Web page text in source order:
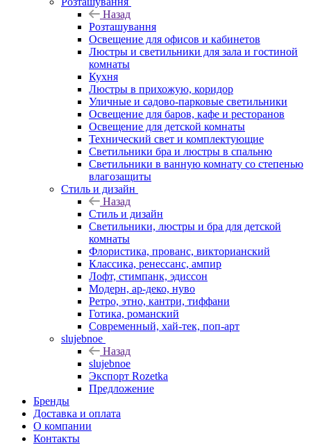
Назад
Розташування
Освещение для офисов и кабинетов
Люстры и светильники для зала и гостиной
комнаты
Кухня
Люстры в прихожую, коридор
Уличные и садово-парковые светильники
Освещение для баров, кафе и ресторанов
Освещение для детской комнаты
Технический свет и комплектующие
Светильники бра и люстры в спальню
Светильники в ванную комнату со степенью
влагозащиты
Стиль и дизайн
Назад
Стиль и дизайн
Светильники, люстры и бра для детской
комнаты
Флористика, прованс, викторианский
Классика, ренессанс, ампир
Лофт, стимпанк, эдиссон
Модерн, ар-деко, нуво
Ретро, этно, кантри, тиффани
Готика, романский
Современный, хай-тек, поп-арт
slujebnoe
Назад
slujebnoe
Экспорт Rozetka
Предложение
Бренды
Доставка и оплата
О компании
Контакты